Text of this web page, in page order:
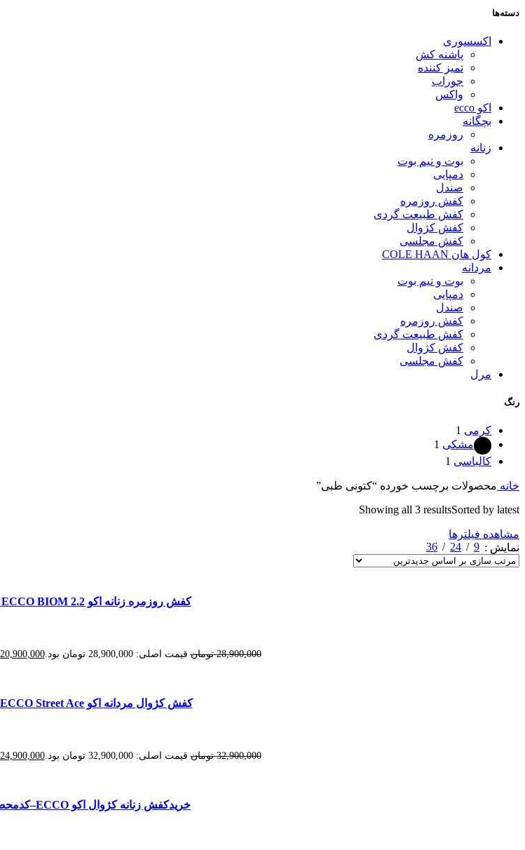
دسته‌ها
اکسسوری
پاشنه کش
تمیز کننده
جوراب
واکس
اکو ecco
بچگانه
روزمره
زنانه
بوت و نیم بوت
دمپایی
صندل
کفش روزمره
کفش طبیعت گردی
کفش کژوال
کفش مجلسی
کول هان COLE HAAN
مردانه
بوت و نیم بوت
دمپایی
صندل
کفش روزمره
کفش طبیعت گردی
کفش کژوال
کفش مجلسی
مرل
رنگ
کرمی 1
مشکی 1
کالباسی 1
خانه محصولات برچسب خورده “کتونی طبی”
Showing all 3 resultsSorted by latest
مشاهده فیلترها
نمایش
9
24
36
کفش روزمره زنانه اکو ECCO BIOM 2.2 | کد 83082359113
28,900,000 تومان قیمت اصلی: 28,900,000 تومان بود. 20,900,000
کفش کژوال مردانه اکو ECCO Street Ace | کد 85681451052
32,900,000 تومان قیمت اصلی: 32,900,000 تومان بود. 24,900,000
خریدکفش زنانه کژوال اکو ECCO–کدمحصول 24881301118